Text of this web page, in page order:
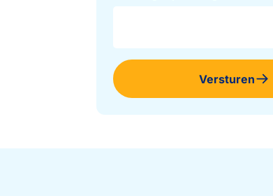
Versturen